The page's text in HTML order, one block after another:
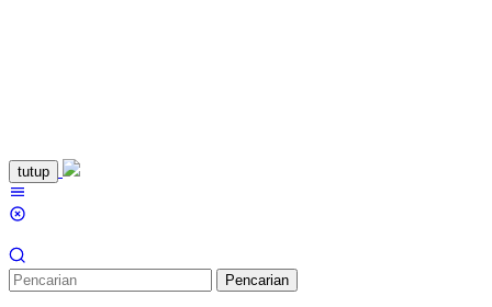
Loncat
ke
konten
tutup
Pencarian